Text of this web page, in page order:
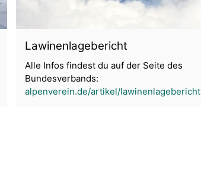
Lawinenlagebericht
Alle Infos findest du auf der Seite des
Bundesverbands:
alpenverein.de/artikel/lawinenlagebericht